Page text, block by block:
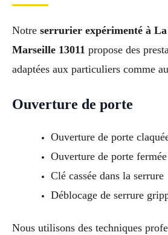
Notre serrurier expérimenté à
Marseille 13011 propose des
adaptées aux particuliers comme
Ouverture de porte
Ouverture de porte
Ouverture de porte
Clé cassée dans la serrure
Déblocage de serrure
Nous utilisons des techniques